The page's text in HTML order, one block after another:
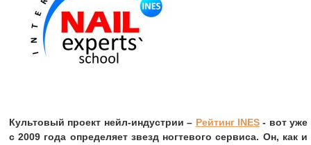
Культовый проект нейл-индустрии – Рейтинг INES- вот уже
с 2009 года определяет звезд ногтевого сервиса. Он, как и